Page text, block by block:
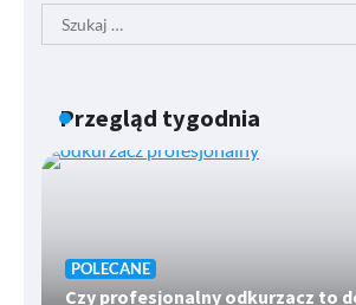
Szukaj:
Przegląd tygodnia
POLECANE
Czy profesjonalny odkurzacz to